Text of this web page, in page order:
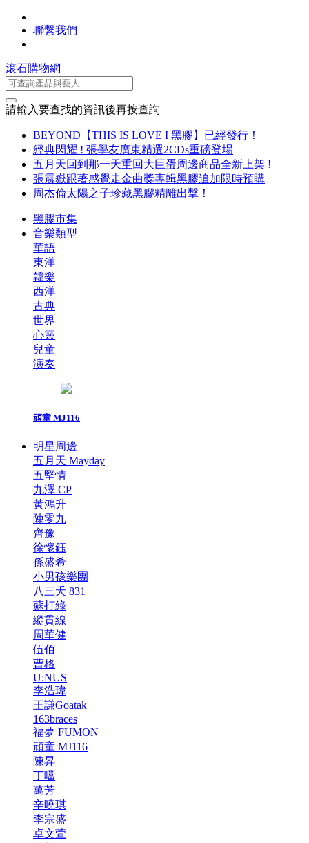
聯繫我們
滾石購物網
請輸入要查找的資訊後再按查詢
BEYOND【THIS IS LOVE I 黑膠】已經發行！
經典閃耀 ! 張學友廣東精選2CDs重磅登場
五月天回到那一天重回大巨蛋周邊商品全新上架 !
張震嶽跟著感覺走金曲獎專輯黑膠追加限時預購
周杰倫太陽之子珍藏黑膠精雕出擊！
黑膠市集
音樂類型
華語
東洋
韓樂
西洋
古典
世界
心靈
兒童
演奏
頑童 MJ116
明星周邊
五月天 Mayday
五堅情
九澤 CP
黃鴻升
陳零九
齊豫
徐懷鈺
孫盛希
小男孩樂團
八三夭 831
蘇打綠
縱貫線
周華健
伍佰
曹格
U:NUS
李浩瑋
王謙Goatak
163braces
福夢 FUMON
頑童 MJ116
陳昇
丁噹
萬芳
辛曉琪
李宗盛
卓文萱